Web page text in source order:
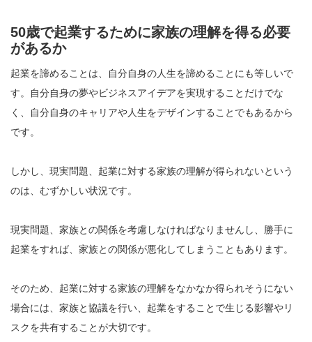
50歳で起業するために家族の理解を得る必要
があるか
起業を諦めることは、自分自身の人生を諦めることにも等しいで
す。自分自身の夢やビジネスアイデアを実現することだけでな
く、自分自身のキャリアや人生をデザインすることでもあるから
です。
しかし、現実問題、起業に対する家族の理解が得られないという
のは、むずかしい状況です。
現実問題、家族との関係を考慮しなければなりませんし、勝手に
起業をすれば、家族との関係が悪化してしまうこともあります。
そのため、起業に対する家族の理解をなかなか得られそうにない
場合には、家族と協議を行い、起業をすることで生じる影響やリ
スクを共有することが大切です。